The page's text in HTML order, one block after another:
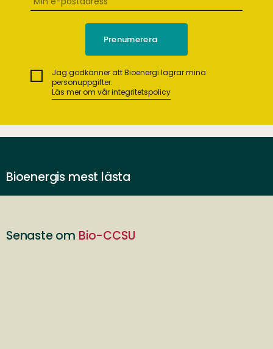
Jag godkänner att Bioenergi lagrar mina
personuppgifter.
Läs mer om vår integritetspolicy
Bioenergis mest lästa
Senaste om Bio-CCSU